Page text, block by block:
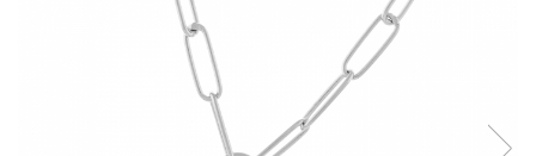
BRATARA TIP ROZARIU